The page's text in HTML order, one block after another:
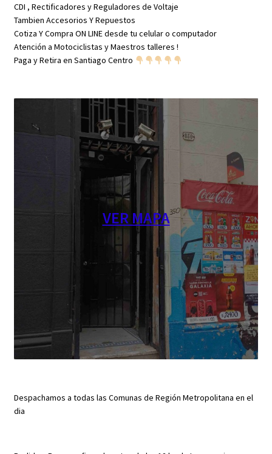
CDI , Rectificadores y Reguladores de Voltaje
Tambien Accesorios Y Repuestos
Cotiza Y Compra ON LINE desde tu celular o computador
Atención a Motociclistas y Maestros talleres !
Paga y Retira en Santiago Centro
VER MAPA
Despachamos a todas las Comunas de Región Metropolitana en el
dia